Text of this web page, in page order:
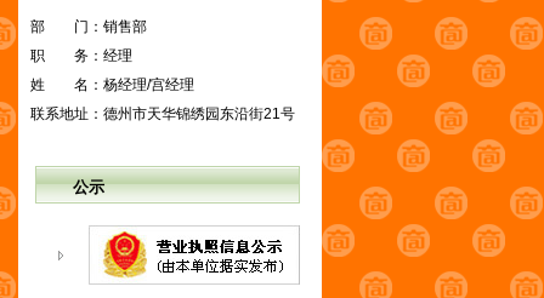
部 门： 销售部
职 务： 经理
姓 名： 杨经理/宫经理
联系地址： 德州市天华锦绣园东沿街21号
公示